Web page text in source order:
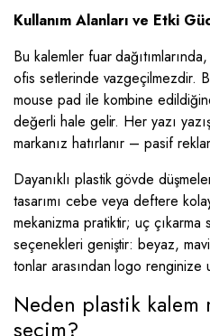
Kullanım Alanları ve Etki
Bu kalemler fuar
ofis setlerinde vazgeçilmezdir.
mouse pad ile kombine
değerli hale gelir. Her yazı
markanız hatırlanır – pasif
Dayanıklı plastik gövde
tasarımı cebe veya deftere
mekanizma pratiktir; uç çıkarma
seçenekleri geniştir: beyaz,
tonlar arasından logo renginize
Neden plastik kalem
seçim?